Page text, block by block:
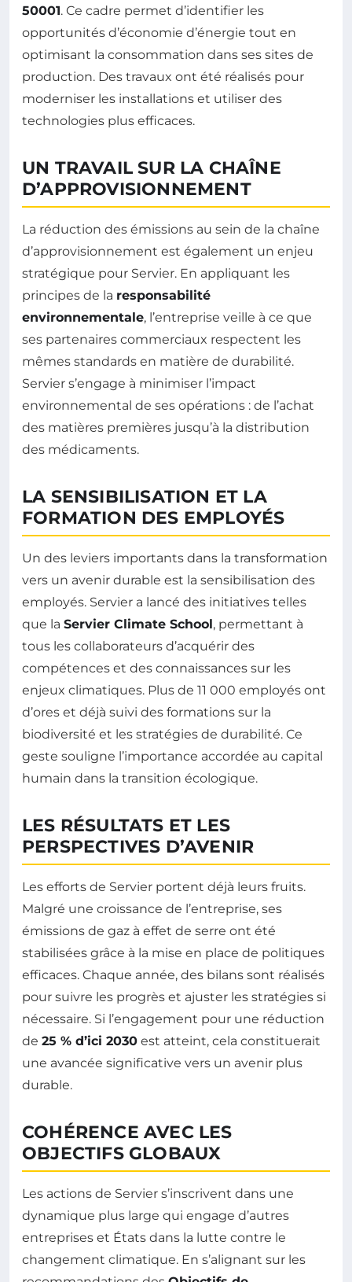
50001. Ce cadre permet d’identifier les
opportunités d’économie d’énergie tout en
optimisant la consommation dans ses sites de
production. Des travaux ont été réalisés pour
moderniser les installations et utiliser des
technologies plus efficaces.
UN TRAVAIL SUR LA CHAÎNE
D’APPROVISIONNEMENT
La réduction des émissions au sein de la chaîne
d’approvisionnement est également un enjeu
stratégique pour Servier. En appliquant les
principes de la responsabilité
environnementale, l’entreprise veille à ce que
ses partenaires commerciaux respectent les
mêmes standards en matière de durabilité.
Servier s’engage à minimiser l’impact
environnemental de ses opérations : de l’achat
des matières premières jusqu’à la distribution
des médicaments.
LA SENSIBILISATION ET LA
FORMATION DES EMPLOYÉS
Un des leviers importants dans la transformation
vers un avenir durable est la sensibilisation des
employés. Servier a lancé des initiatives telles
que la Servier Climate School, permettant à
tous les collaborateurs d’acquérir des
compétences et des connaissances sur les
enjeux climatiques. Plus de 11 000 employés ont
d’ores et déjà suivi des formations sur la
biodiversité et les stratégies de durabilité. Ce
geste souligne l’importance accordée au capital
humain dans la transition écologique.
LES RÉSULTATS ET LES
PERSPECTIVES D’AVENIR
Les efforts de Servier portent déjà leurs fruits.
Malgré une croissance de l’entreprise, ses
émissions de gaz à effet de serre ont été
stabilisées grâce à la mise en place de politiques
efficaces. Chaque année, des bilans sont réalisés
pour suivre les progrès et ajuster les stratégies si
nécessaire. Si l’engagement pour une réduction
de 25 % d’ici 2030 est atteint, cela constituerait
une avancée significative vers un avenir plus
durable.
COHÉRENCE AVEC LES
OBJECTIFS GLOBAUX
Les actions de Servier s’inscrivent dans une
dynamique plus large qui engage d’autres
entreprises et États dans la lutte contre le
changement climatique. En s’alignant sur les